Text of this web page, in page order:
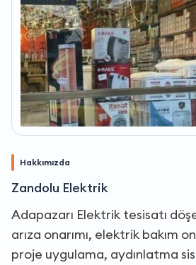
Hakkımızda
Zandolu Elektrik
Adapazarı Elektrik tesisatı
arıza onarımı, elektrik bakım
proje uygulama, aydınlatma